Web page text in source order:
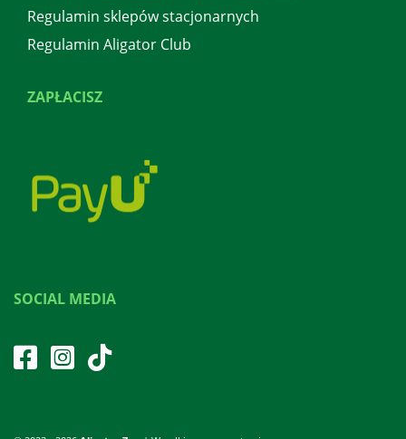
Regulamin sklepów stacjonarnych
Regulamin Aligator Club
ZAPŁACISZ
SOCIAL MEDIA